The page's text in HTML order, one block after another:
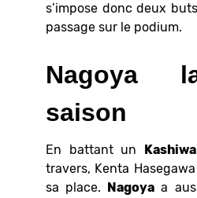
s’impose donc deux
passage sur le podium.
Nagoya
saison
En battant un Kashiwa
travers, Kenta
sa place. Nagoya a